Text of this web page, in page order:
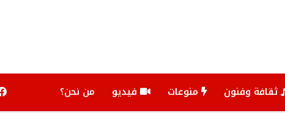
ثقافة وفنون منوعات فيديو من نحن؟